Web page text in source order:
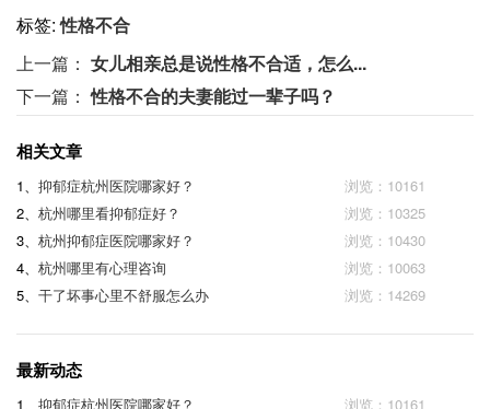
标签:性格不合
上一篇： 女儿相亲总是说性格不合适，怎么...
下一篇：性格不合的夫妻能过一辈子吗？
相关文章
1、 抑郁症杭州医院哪家好？
浏览：10161
2、 杭州哪里看抑郁症好？
浏览：10325
3、 杭州抑郁症医院哪家好？
浏览：10430
4、 杭州哪里有心理咨询
浏览：10063
5、 干了坏事心里不舒服怎么办 浏览：14269
最新动态
1、 抑郁症杭州医院哪家好？
浏览：10161